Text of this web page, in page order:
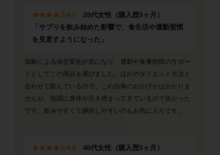
★★★★☆4.0 20代女性（購入歴3ヶ月）
「サプリを飲み始めた影響で、食生活や運動習慣
を見直すようになった」
加齢による体型変化が気になり、運動や食事制限のサポー
トとしてこの商品を選びました。ほかのダイエット方法と
合わせて飲んでいるので、これ自体のおかげかは分かりま
せんが、順調に身体が引き締まってきているので良かった
です。飲みやすくて継続しやすいのもお気に入りです。
★★★★☆4.0 40代女性（購入歴3ヶ月）